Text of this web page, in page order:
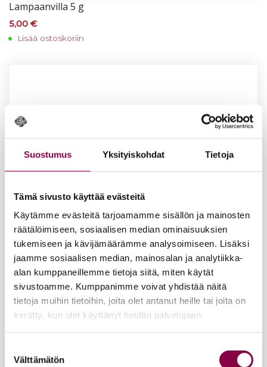
Suostumus Yksityiskohdat Tietoja
Tämä sivusto käyttää evästeitä
Käytämme evästeitä tarjoamamme sisällön ja mainosten
räätälöimiseen, sosiaalisen median ominaisuuksien
tukemiseen ja kävijämäärämme analysoimiseen. Lisäksi
jaamme sosiaalisen median, mainosalan ja analytiikka-
alan kumppaneillemme tietoja siitä, miten käytät
sivustoamme. Kumppanimme voivat yhdistää näitä
tietoja muihin tietoihin, joita olet antanut heille tai joita on
kerätty, kun olet käyttänyt heidän palvelujaan.
valinta
Välttämätön
Lam­paan­vil­la 5 g
5,00 €
Lisää ostoskoriin